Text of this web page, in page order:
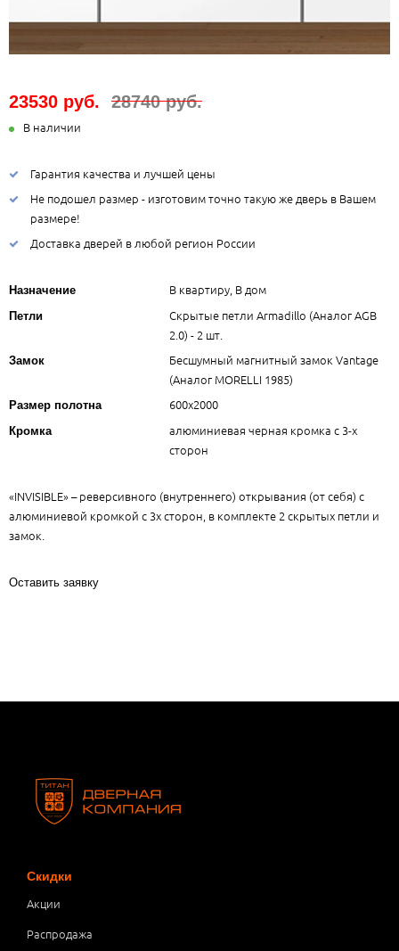
23530 руб. 28740 руб.
В наличии
Гарантия качества и лучшей цены
Не подошел размер - изготовим точно такую же дверь в Вашем
размере!
Доставка дверей в любой регион России
Назначение В квартиру, В дом
Петли
Скрытые петли Armadillo (Аналог AGB
2.0) - 2 шт.
Замок
Бесшумный магнитный замок Vantage
(Аналог MORELLI 1985)
Размер полотна 600х2000
Кромка
алюминиевая черная кромка с 3-х
сторон
«INVISIBLE» – реверсивного (внутреннего) открывания (от себя) с
алюминиевой кромкой с 3х сторон, в комплекте 2 скрытых петли и
замок.
Оставить заявку
Скидки
Акции
Распродажа